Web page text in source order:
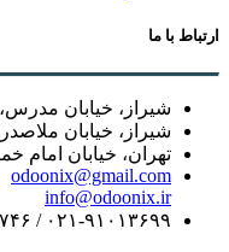
ارتباط با ما
شیراز، خیابان
شیراز، خیابان
تهران، خیابان امام
odoonix@gmail.com
info@odoonix.ir
۰۲۱-۹۱۰۱۳۶۹۹ / ۰۹۹۶۱۲۳۹۷۴۶ / ۰۹۱۰۱۹۸۱۷۱۳-۱۴